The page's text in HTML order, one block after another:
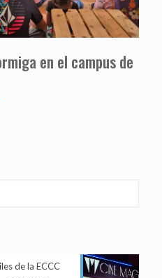
en el campus de
de la ECCC